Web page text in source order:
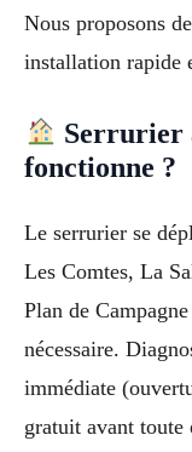
Nous proposons
installation rapide
Serrurier
fonctionne ?
Le serrurier se
Les Comtes, La
Plan de
nécessaire.
immédiate
gratuit avant toute